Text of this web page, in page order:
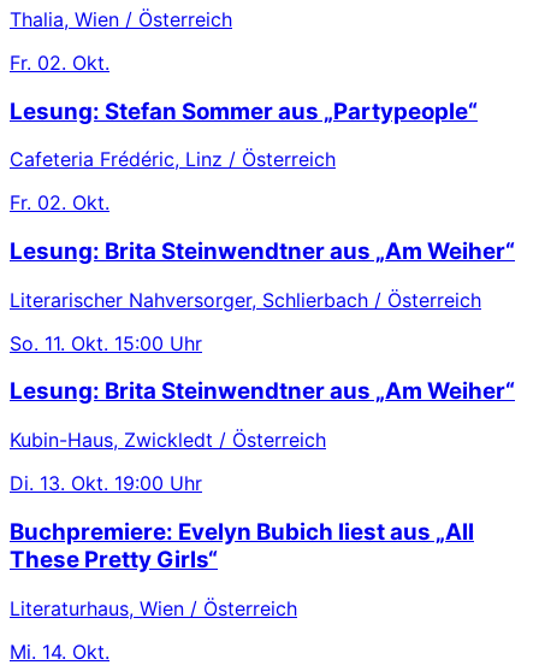
Thalia, Wien / Österreich
Fr. 02. Okt.
Lesung: Stefan Sommer aus „Partypeople“
Cafeteria Frédéric, Linz / Österreich
Fr. 02. Okt.
Lesung: Brita Steinwendtner aus „Am Weiher“
Literarischer Nahversorger, Schlierbach / Österreich
So. 11. Okt. 15:00 Uhr
Lesung: Brita Steinwendtner aus „Am Weiher“
Kubin-Haus, Zwickledt / Österreich
Di. 13. Okt. 19:00 Uhr
Buchpremiere: Evelyn Bubich liest aus „All
These Pretty Girls“
Literaturhaus, Wien / Österreich
Mi. 14. Okt.